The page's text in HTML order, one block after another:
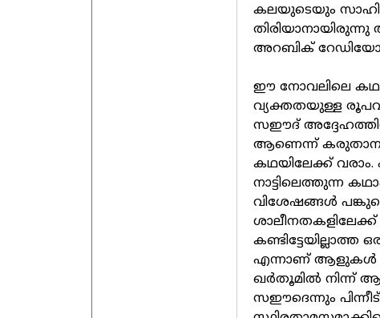
കലയുടെയും
തിരിയാനായിരുന്നു
അറബിക്
ഈ നോവലിലെ
വ്യക്തതയുള്ള
സഈദ്
ആണെന്ന്
കഥയിലേക്ക്‌
നാട്ടിലെത്തുന്ന
വിശേഷങ്ങൾ
എന്നാണ് ആളുകൾ
ഖർതൂമിൽ നിന്ന്
സഈദെന്നും